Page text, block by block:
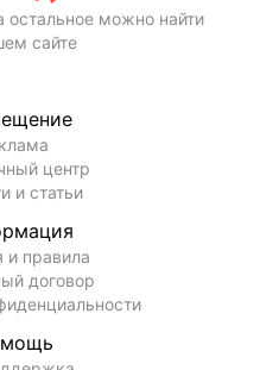
остальное можно найти
сайте
центр
и статьи
и правила
договор